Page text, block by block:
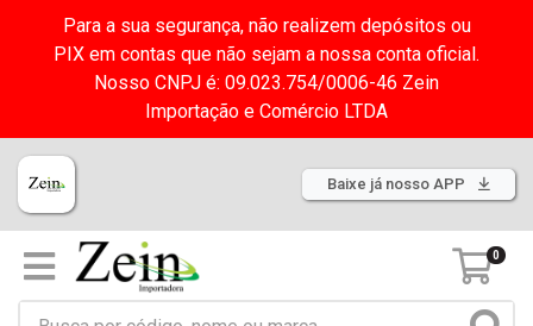
Para a sua segurança, não realizem depósitos ou
PIX em contas que não sejam a nossa conta oficial.
Nosso CNPJ é: 09.023.754/0006-46 Zein
Importação e Comércio LTDA
Baixe já nosso APP
0